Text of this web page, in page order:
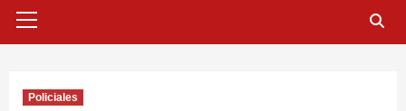
primario
Policiales